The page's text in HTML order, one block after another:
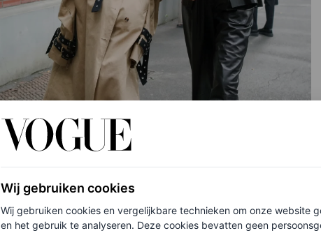
Wij gebruiken cookies
Wij gebruiken cookies en vergelijkbare technieken om onze website
en het gebruik te analyseren. Deze cookies bevatten geen